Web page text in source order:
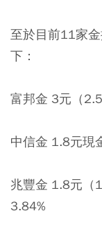
至於目前11家
下：
富邦金 3元（
中信金 1.8元現
兆豐金 1.8元（
3.84%